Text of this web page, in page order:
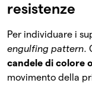
resistenze
Per individuare i
engulfing pattern.
candele di colore
movimento della